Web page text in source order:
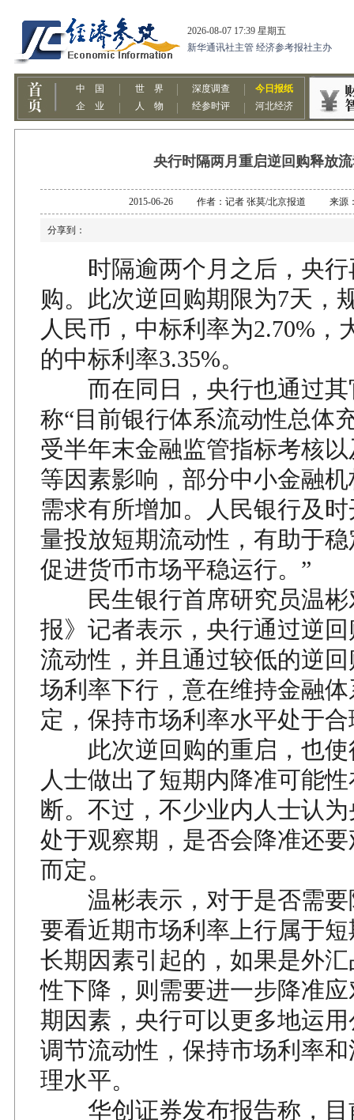
央行时隔两月重启逆回购释放
2015-06-26 作者：记者 张莫/北京报道 来源：
分享到：
时隔逾两个月之后，央行
购。此次逆回购期限为7天，
人民币，中标利率为2.70%，
的中标利率3.35%。
而在同日，央行也通过其
称“目前银行体系流动性总体
受半年末金融监管指标考核
等因素影响，部分中小金融
需求有所增加。人民银行及
量投放短期流动性，有助于
促进货币市场平稳运行。”
民生银行首席研究员温彬
报》记者表示，央行通过逆
流动性，并且通过较低的逆
场利率下行，意在维持金融
定，保持市场利率水平处于
此次逆回购的重启，也使
人士做出了短期内降准可能
断。不过，不少业内人士认
处于观察期，是否会降准还
而定。
温彬表示，对于是否需要
要看近期市场利率上行属于
长期因素引起的，如果是外
性下降，则需要进一步降准
期因素，央行可以更多地运
调节流动性，保持市场利率
理水平。
华创证券发布报告称，目